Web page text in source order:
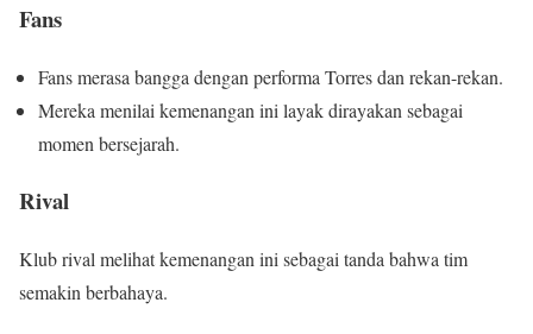
Fans
Fans merasa bangga dengan performa Torres dan rekan-rekan.
Mereka menilai kemenangan ini layak dirayakan sebagai
momen bersejarah.
Rival
Klub rival melihat kemenangan ini sebagai tanda bahwa tim
semakin berbahaya.